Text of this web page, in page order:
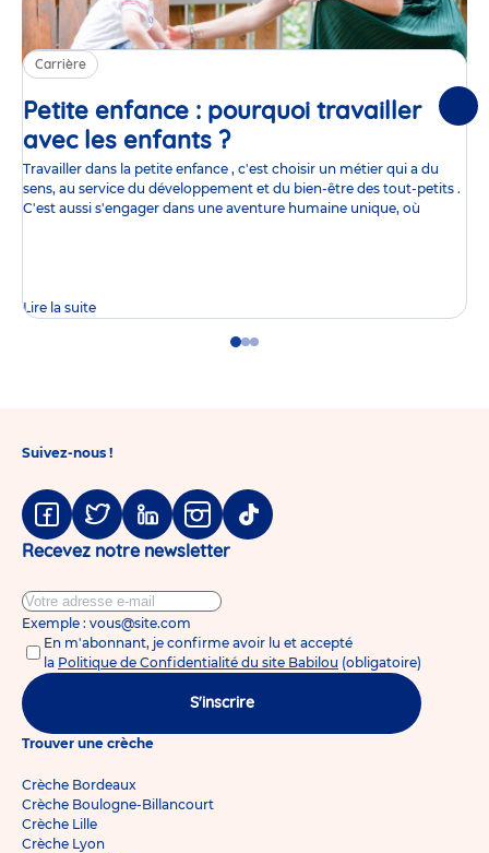
Carrière
Petite enfance : pourquoi travailler
avec les enfants ?Article
Travailler dans la petite enfance , c'est choisir un métier qui a du
sens, au service du développement et du bien-être des tout-petits .
C'est aussi s'engager dans une aventure humaine unique, où
Lire la suite
GoGoGo
Suivez-nous !
Facebook
TwitterLinkedinInstagram
Tiktok
Recevez notre newsletter
Exemple : vous@site.com
En m'abonnant, je confirme avoir lu et accepté
la Politique de Confidentialité du site Babilou (obligatoire)
S'inscrire
Trouver une crèche
Crèche Bordeaux
Crèche Boulogne-Billancourt
Crèche Lille
Crèche Lyon